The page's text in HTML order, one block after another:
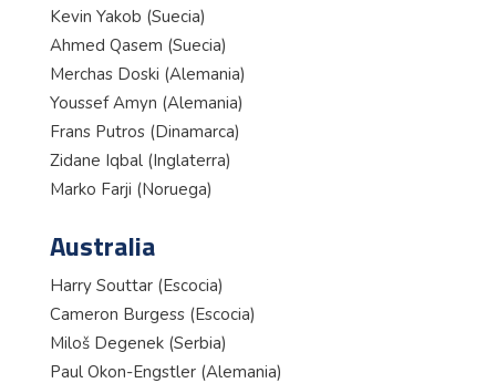
Kevin Yakob (Suecia)
Ahmed Qasem (Suecia)
Merchas Doski (Alemania)
Youssef Amyn (Alemania)
Frans Putros (Dinamarca)
Zidane Iqbal (Inglaterra)
Marko Farji (Noruega)
Australia
Harry Souttar (Escocia)
Cameron Burgess (Escocia)
Miloš Degenek (Serbia)
Paul Okon-Engstler (Alemania)